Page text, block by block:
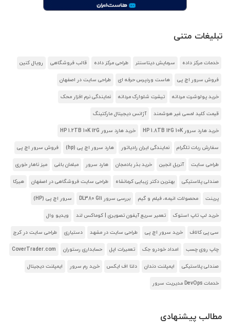
تبلیغات متنی
خدمات مرکز داده سرمایش دیتاسنتر طراحی مرکز داده قالب فروشگاهی رویال کنین
فروش سرور اچ پی هاست وردپرس حرفه ای طراحی سایت در اصفهان
خرید پولوشرت مردانه تیشرت شلوارک مردانه نمایندگی نرم افزار محک
قیمت کلید لمسی غیر هوشمند آژانس دیجیتال مارکتینگ
خرید هارد سرور HP 1.8TB 12G 10K خرید هارد سرور HP 1.2TB 10K 12G
سفارش ربات تلگرام نمایندگی ایران رادیاتور هارد سرور اچ پی (hp) فروش سرور اچ پی
طراحی سایت آنریل انجین خرید بذر بادمجان هارد سرور مبلمان باغی میز ناهار خوری
صندلی پلاستیکی بهترین دکتر زیبایی کرمانشاه طراحی سایت فروشگاهی در اصفهان هیرکا
پرینت محصولات انیمه، فیلم و گیم بررسی سرور DL380 G11 سرور اچ پی (HP)
خرید لپ تاپ استوک تعمیر سریع آیفون تصویری | کوماکس لند ویدیو وال
سی پی کالاف خرید سرور اچ پی طراحی سایت در مشهد دستیاری طراحی سایت در کرج
چاپ روی چسب امداد خودرو جک تعمیرات اپل حسابداری رستوران CoverTrader.com
صندلی پلاستیکی ایمپلنت دندان دلتا اف ایکس خرید رم سرور ایمپلنت دیجیتال
خدمات DevOps مدیریت سرور
مطالب پیشنهادی